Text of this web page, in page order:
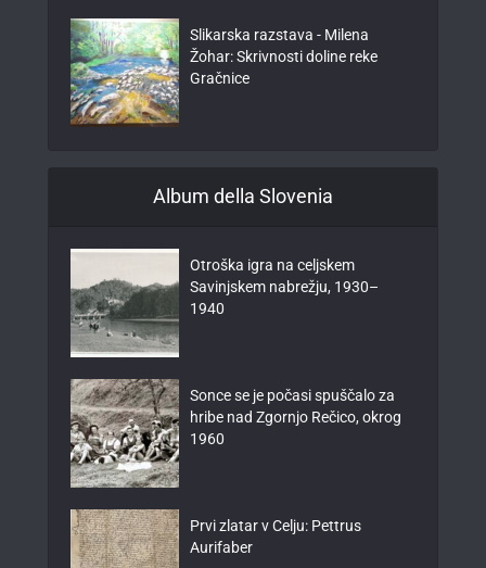
Slikarska razstava - Milena
Žohar: Skrivnosti doline reke
Gračnice
Album della Slovenia
Otroška igra na celjskem
Savinjskem nabrežju, 1930–
1940
Sonce se je počasi spuščalo za
hribe nad Zgornjo Rečico, okrog
1960
Prvi zlatar v Celju: Pettrus
Aurifaber